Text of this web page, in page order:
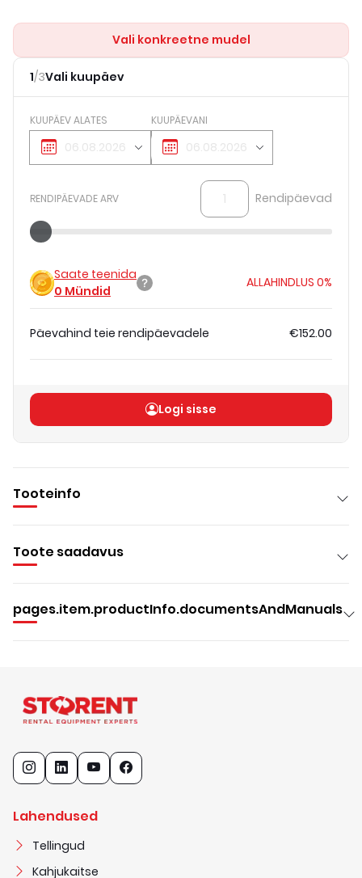
Vali konkreetne mudel
1/3Vali kuupäev
KUUPÄEV ALATES KUUPÄEVANI
RENDIPÄEVADE ARV Rendipäevad
Saate teenida
0 Mündid
ALLAHINDLUS 0%
Päevahind teie rendipäevadele €152.00
Logi sisse
Tooteinfo
Toote saadavus
pages.item.productInfo.documentsAndManuals
Lahendused
Tellingud
Kahjukaitse